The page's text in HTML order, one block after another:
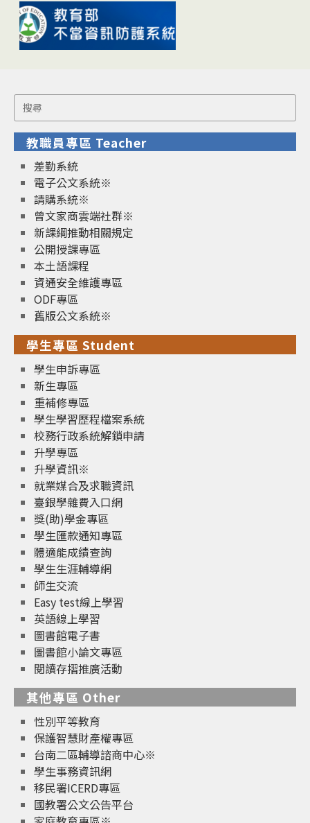
Search
for:
教職員專區 Teacher
差勤系統
電子公文系統※
請購系統※
曾文家商雲端社群※
新課綱推動相關規定
公開授課專區
本土語課程
資通安全維護專區
ODF專區
舊版公文系統※
學生專區 Student
學生申訴專區
新生專區
重補修專區
學生學習歷程檔案系統
校務行政系統解鎖申請
升學專區
升學資訊※
就業媒合及求職資訊
臺銀學雜費入口網
獎(助)學金專區
學生匯款通知專區
體適能成績查詢
學生生涯輔導網
師生交流
Easy test線上學習
英語線上學習
圖書館電子書
圖書館小論文專區
閱讀存摺推廣活動
其他專區 Other
性別平等教育
保護智慧財產權專區
台南二區輔導諮商中心※
學生事務資訊網
移民署ICERD專區
國教署公文公告平台